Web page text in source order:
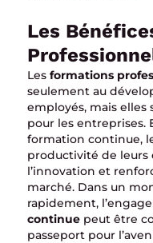
Les
Les formations
seulement au
employés, mais
pour les entreprises.
formation continue,
productivité de leurs
l’innovation et
marché. Dans un
rapidement,
continue peut être
passeport pour